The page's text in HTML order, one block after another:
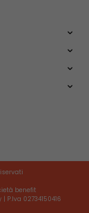
benefit
P.Iva 02734150416